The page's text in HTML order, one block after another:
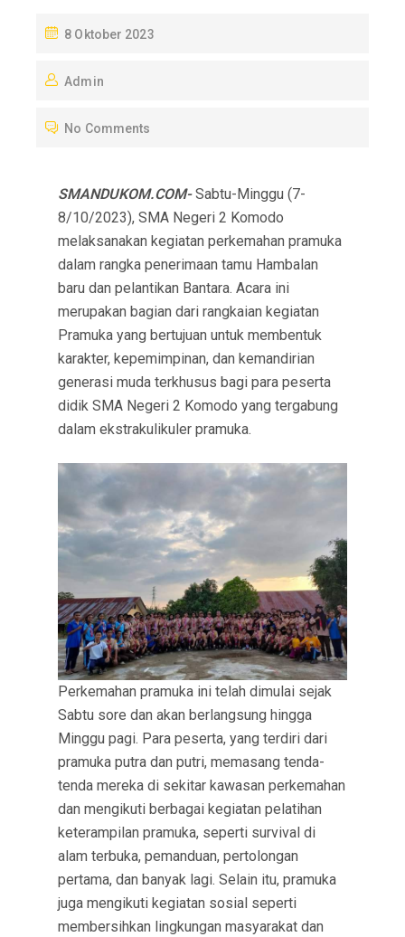
P
S
E
N
8 Oktober 2023
Admin
No Comments
SMANDUKOM.COM-Sabtu-Minggu (7-
8/10/2023), SMA Negeri 2 Komodo
melaksanakan kegiatan perkemahan pramuka
dalam rangka penerimaan tamu Hambalan
baru dan pelantikan Bantara. Acara ini
merupakan bagian dari rangkaian kegiatan
Pramuka yang bertujuan untuk membentuk
karakter, kepemimpinan, dan kemandirian
generasi muda terkhusus bagi para peserta
didik SMA Negeri 2 Komodo yang tergabung
dalam ekstrakulikuler pramuka.
Perkemahan pramuka ini telah dimulai sejak
Sabtu sore dan akan berlangsung hingga
Minggu pagi. Para peserta, yang terdiri dari
pramuka putra dan putri, memasang tenda-
tenda mereka di sekitar kawasan perkemahan
dan mengikuti berbagai kegiatan pelatihan
keterampilan pramuka, seperti survival di
alam terbuka, pemanduan, pertolongan
pertama, dan banyak lagi. Selain itu, pramuka
juga mengikuti kegiatan sosial seperti
membersihkan lingkungan masyarakat dan